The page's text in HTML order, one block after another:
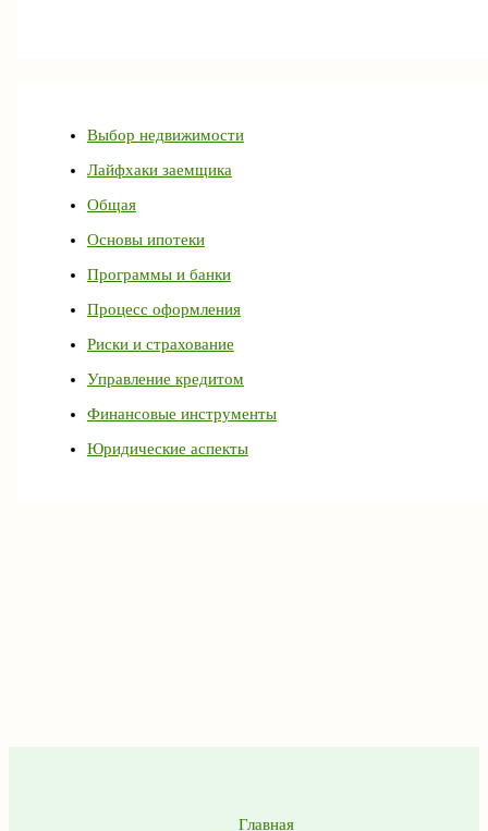
Выбор недвижимости
Лайфхаки заемщика
Общая
Основы ипотеки
Программы и банки
Процесс оформления
Риски и страхование
Управление кредитом
Финансовые инструменты
Юридические аспекты
Главная